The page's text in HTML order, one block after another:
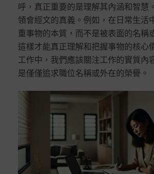
呼，真正重要的是理解其內涵和智慧
領會經文的真義。例如，在日常生活
重事物的本質，而不是被表面的名稱
這樣才能真正理解和把握事物的核心
工作中，我們應該關注工作的實質內
是僅僅追求職位名稱或外在的榮譽。